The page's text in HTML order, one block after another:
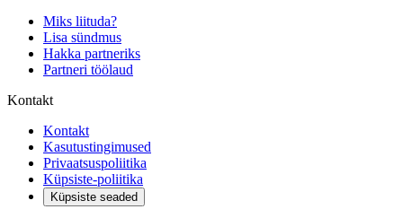
Miks liituda?
Lisa sündmus
Hakka partneriks
Partneri töölaud
Kontakt
Kontakt
Kasutustingimused
Privaatsuspoliitika
Küpsiste-poliitika
Küpsiste seaded